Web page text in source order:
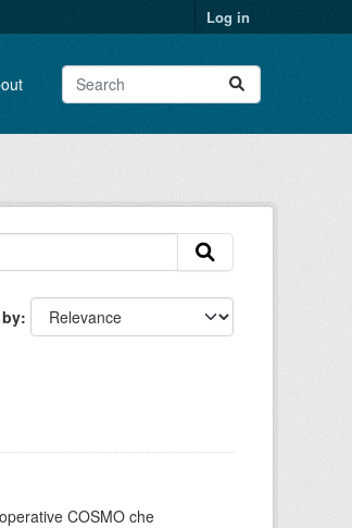
Log in
COSMO che